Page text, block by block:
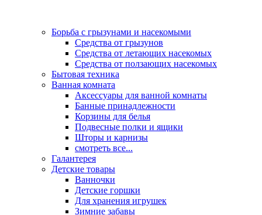
Борьба с грызунами и насекомыми
Средства от грызунов
Средства от летающих насекомых
Средства от ползающих насекомых
Бытовая техника
Ванная комната
Аксессуары для ванной комнаты
Банные принадлежности
Корзины для белья
Подвесные полки и ящики
Шторы и карнизы
смотреть все...
Галантерея
Детские товары
Ванночки
Детские горшки
Для хранения игрушек
Зимние забавы